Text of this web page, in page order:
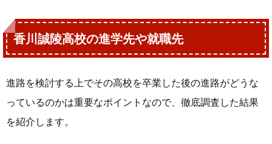
香川誠陵高校の進学先や就職先
進路を検討する上でその高校を卒業した後の進路がどうな
っているのかは重要なポイントなので、徹底調査した結果
を紹介します。